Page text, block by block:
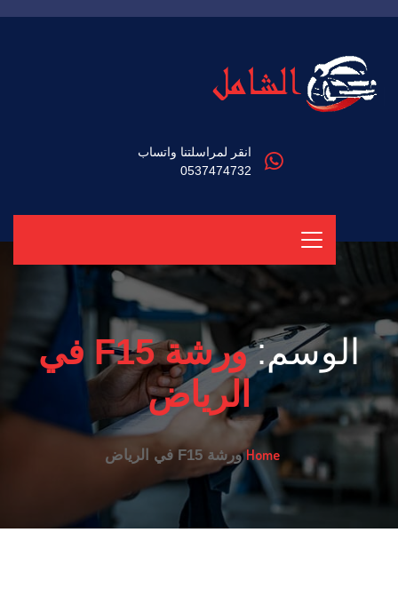
انقر لمراسلتنا واتساب
0537474732
الوسم:
ورشة F15 في
الرياض
Homeورشة F15 في الرياض